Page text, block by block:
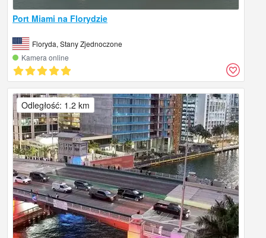
Port Miami na Florydzie
Floryda, Stany Zjednoczone
Kamera online
Odległość: 1.2 km